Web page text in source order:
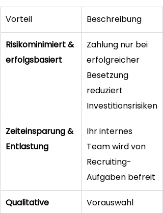
Vorteil Beschreibung
Risikominimiert &
erfolgsbasiert
Zahlung nur bei
erfolgreicher
Besetzung
reduziert
Investitionsrisiken
Zeiteinsparung &
Entlastung
Ihr internes
Team wird von
Recruiting-
Aufgaben befreit
Qualitative
Vorauswahl